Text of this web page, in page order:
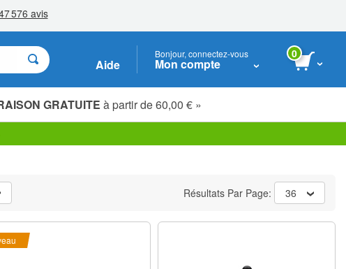
Aide
Bonjour, connectez-vous
Mon compte
0
GRATUITE à partir de 60,00 € »
Résultats Par Page: 36